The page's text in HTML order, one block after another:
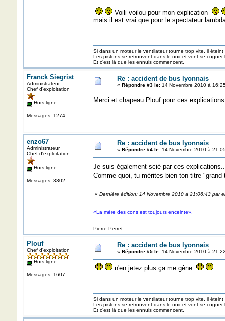
Voili voilou pour mon explication
mais il est vrai que pour le spectateur
Si dans un moteur le ventilateur tourne trop vite, il éteint
Les pistons se retrouvent dans le noir et vont se
Et c’est là que les ennuis commencent.
Franck Siegrist
Administrateur
Chef d'exploitation
Hors ligne
Messages: 1274
Re : accident de bus lyonnais
« Répondre #3 le:14 Novembre 2010 à
Merci et chapeau Plouf pour ces
enzo67
Administrateur
Chef d'exploitation
Hors ligne
Messages: 3302
Re : accident de bus lyonnais
« Répondre #4 le:14 Novembre 2010 à
Je suis également scié par ces
Comme quoi, tu mérites bien ton titre
« Dernière édition: 14 Novembre 2010 à 21:06:43 par
«La mère des cons est toujours enceinte».
Pierre Perret
Plouf
Chef d'exploitation
Hors ligne
Messages: 1607
Re : accident de bus lyonnais
« Répondre #5 le:14 Novembre 2010 à
n'en jetez plus ça me gêne
Si dans un moteur le ventilateur tourne trop vite, il éteint
Les pistons se retrouvent dans le noir et vont se
Et c’est là que les ennuis commencent.